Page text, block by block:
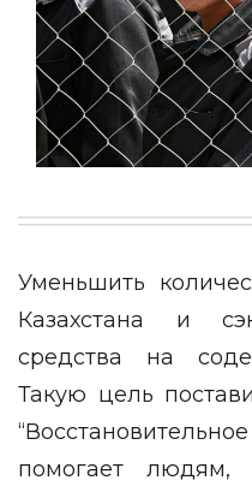
Уменьшить
Казахстана и
средства на
Такую цель
помогает людям,